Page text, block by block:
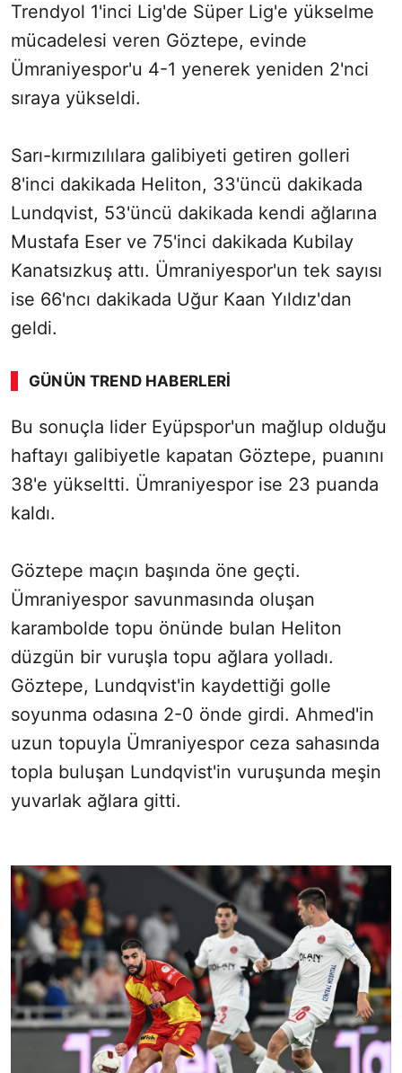
Trendyol 1'inci Lig'de Süper Lig'e yükselme
mücadelesi veren Göztepe, evinde
Ümraniyespor'u 4-1 yenerek yeniden 2'nci
sıraya yükseldi.
Sarı-kırmızılılara galibiyeti getiren golleri
8'inci dakikada Heliton, 33'üncü dakikada
Lundqvist, 53'üncü dakikada kendi ağlarına
Mustafa Eser ve 75'inci dakikada Kubilay
Kanatsızkuş attı. Ümraniyespor'un tek sayısı
ise 66'ncı dakikada Uğur Kaan Yıldız'dan
geldi.
GÜNÜN TREND HABERLERI
00:02 / 08:06
Sesi Aç
Bu sonuçla lider Eyüpspor'un mağlup olduğu
haftayı galibiyetle kapatan Göztepe, puanını
38'e yükseltti. Ümraniyespor ise 23 puanda
kaldı.
Göztepe maçın başında öne geçti.
Ümraniyespor savunmasında oluşan
karambolde topu önünde bulan Heliton
düzgün bir vuruşla topu ağlara yolladı.
Göztepe, Lundqvist'in kaydettiği golle
soyunma odasına 2-0 önde girdi. Ahmed'in
uzun topuyla Ümraniyespor ceza sahasında
topla buluşan Lundqvist'in vuruşunda meşin
yuvarlak ağlara gitti.